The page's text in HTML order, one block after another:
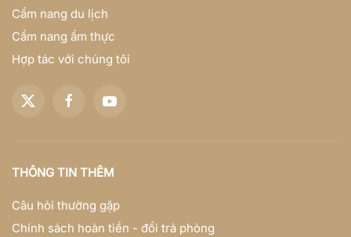
Cẩm nang du lịch
Cẩm nang ẩm thực
Hợp tác với chúng tôi
THÔNG TIN THÊM
Câu hỏi thường gặp
Chính sách hoàn tiền - đổi trả phòng